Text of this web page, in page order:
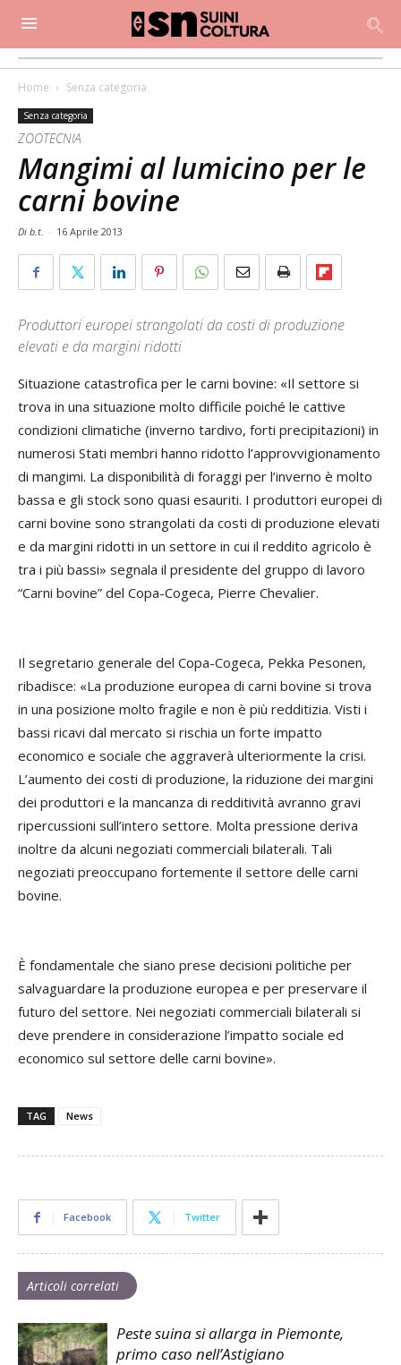
Home Senza categoria
Senza categoria
ZOOTECNIA
Mangimi al lumicino per le
carni bovine
Di b.t. - 16 Aprile 2013
Produttori europei strangolati da costi di produzione
elevati e da margini ridotti
Situazione catastrofica per le carni bovine: «Il settore si
trova in una situazione molto difficile poiché le cattive
condizioni climatiche (inverno tardivo, forti precipitazioni) in
numerosi Stati membri hanno ridotto l’approvvigionamento
di mangimi. La disponibilità di foraggi per l’inverno è molto
bassa e gli stock sono quasi esauriti. I produttori europei di
carni bovine sono strangolati da costi di produzione elevati
e da margini ridotti in un settore in cui il reddito agricolo è
tra i più bassi» segnala il presidente del gruppo di lavoro
“Carni bovine” del Copa-Cogeca, Pierre Chevalier.
Il segretario generale del Copa-Cogeca, Pekka Pesonen,
ribadisce: «La produzione europea di carni bovine si trova
in una posizione molto fragile e non è più redditizia. Visti i
bassi ricavi dal mercato si rischia un forte impatto
economico e sociale che aggraverà ulteriormente la crisi.
L’aumento dei costi di produzione, la riduzione dei margini
dei produttori e la mancanza di redditività avranno gravi
ripercussioni sull’intero settore. Molta pressione deriva
inoltre da alcuni negoziati commerciali bilaterali. Tali
negoziati preoccupano fortemente il settore delle carni
bovine.
È fondamentale che siano prese decisioni politiche per
salvaguardare la produzione europea e per preservare il
futuro del settore. Nei negoziati commerciali bilaterali si
deve prendere in considerazione l’impatto sociale ed
economico sul settore delle carni bovine».
TAG News
Facebook Twitter
Articoli correlati
Peste suina si allarga in Piemonte,
primo caso nell’Astigiano